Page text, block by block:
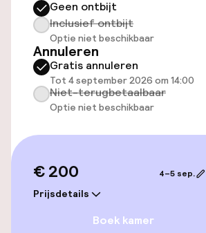
Parkeergelegenheid op
(binnen)
Mogelijk extra kosten
Parkeerservice
Openbaar parkeren
Oplaadpunt elektrische
Luchthavenshuttle
Transferservice
Geen ontbijt
Inclusief ontbijt
Optie niet beschikbaar
Annuleren
Gratis annuleren
Tot 4 september 2026 om 14:00
Niet-terugbetaalbaar
Optie niet beschikbaar
€ 200
Prijsdetails
4–5 sep.
Boek kamer